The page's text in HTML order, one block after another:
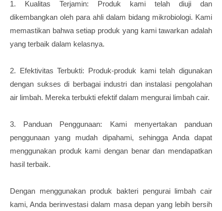
1. Kualitas Terjamin: Produk kami telah diuji dan
dikembangkan oleh para ahli dalam bidang mikrobiologi. Kami
memastikan bahwa setiap produk yang kami tawarkan adalah
yang terbaik dalam kelasnya.
2. Efektivitas Terbukti: Produk-produk kami telah digunakan
dengan sukses di berbagai industri dan instalasi pengolahan
air limbah. Mereka terbukti efektif dalam mengurai limbah cair.
3. Panduan Penggunaan: Kami menyertakan panduan
penggunaan yang mudah dipahami, sehingga Anda dapat
menggunakan produk kami dengan benar dan mendapatkan
hasil terbaik.
Dengan menggunakan produk bakteri pengurai limbah cair
kami, Anda berinvestasi dalam masa depan yang lebih bersih